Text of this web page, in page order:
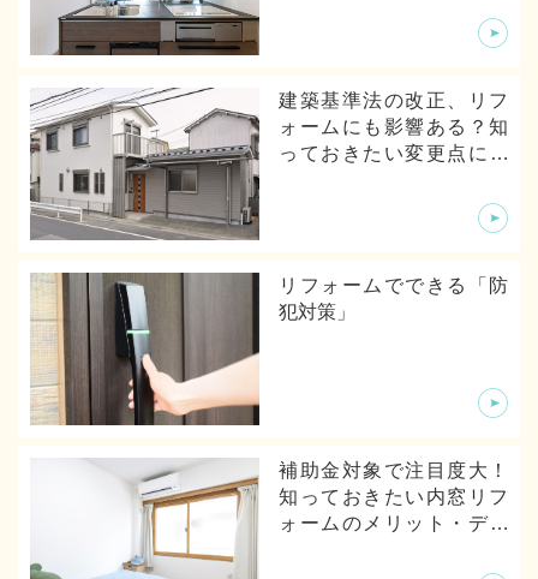
建築基準法の改正、リフ
ォームにも影響ある？知
っておきたい変更点につ
リフォームでできる「防
犯対策」
補助金対象で注目度大！
知っておきたい内窓リフ
ォームのメリット・デメ